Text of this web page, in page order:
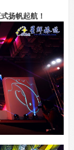
扬帆起航！